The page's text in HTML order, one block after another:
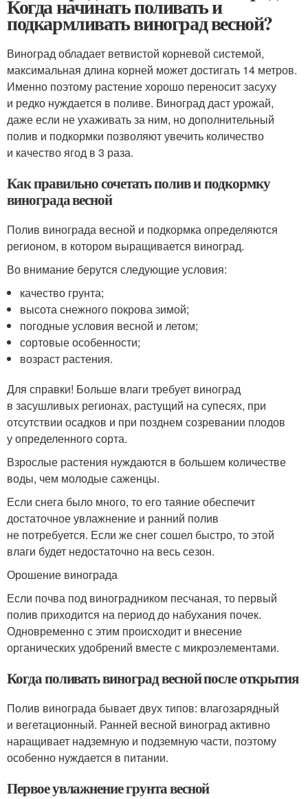
Когда начинать поливать и
подкармливать виноград весной?
Виноград обладает ветвистой корневой системой,
максимальная длина корней может достигать 14 метров.
Именно поэтому растение хорошо переносит засуху
и редко нуждается в поливе. Виноград даст урожай,
даже если не ухаживать за ним, но дополнительный
полив и подкормки позволяют увечить количество
и качество ягод в 3 раза.
Как правильно сочетать полив и подкормку
винограда весной
Полив винограда весной и подкормка определяются
регионом, в котором выращивается виноград.
Во внимание берутся следующие условия:
качество грунта;
высота снежного покрова зимой;
погодные условия весной и летом;
сортовые особенности;
возраст растения.
Для справки! Больше влаги требует виноград
в засушливых регионах, растущий на супесях, при
отсутствии осадков и при позднем созревании плодов
у определенного сорта.
Взрослые растения нуждаются в большем количестве
воды, чем молодые саженцы.
Если снега было много, то его таяние обеспечит
достаточное увлажнение и ранний полив
не потребуется. Если же снег сошел быстро, то этой
влаги будет недостаточно на весь сезон.
Орошение винограда
Если почва под виноградником песчаная, то первый
полив приходится на период до набухания почек.
Одновременно с этим происходит и внесение
органических удобрений вместе с микроэлементами.
Когда поливать виноград весной после открытия
Полив винограда бывает двух типов: влагозарядный
и вегетационный. Ранней весной виноград активно
наращивает надземную и подземную части, поэтому
особенно нуждается в питании.
Первое увлажнение грунта весной